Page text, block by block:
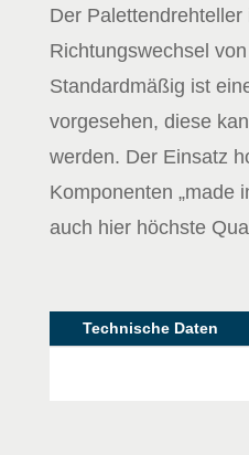
Der Palettendrehteller
Richtungswechsel
Standardmäßig ist
vorgesehen, diese
werden. Der Einsatz
Komponenten „made
auch hier höchste
Technische Daten